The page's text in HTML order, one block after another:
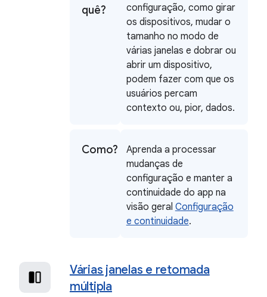
quê?
configuração, como girar
os dispositivos, mudar o
tamanho no modo de
várias janelas e dobrar ou
abrir um dispositivo,
podem fazer com que os
usuários percam
contexto ou, pior, dados.
Como?
Aprenda a processar
mudanças de
configuração e manter a
continuidade do app na
visão geral Configuração
e continuidade.
Várias janelas e retomada
múltipla